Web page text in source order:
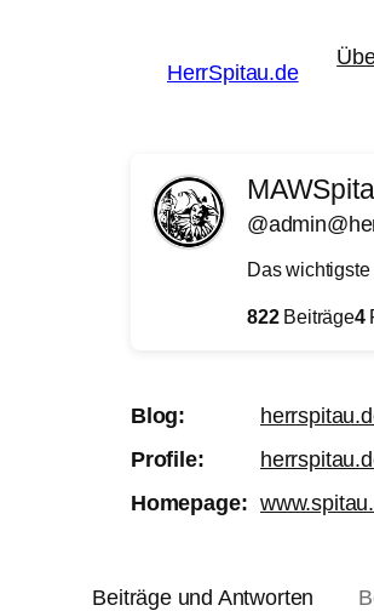
HerrSpitau.de
Das
822Beiträge4
Blog
Profile
Homepage
Beiträge und Antworten